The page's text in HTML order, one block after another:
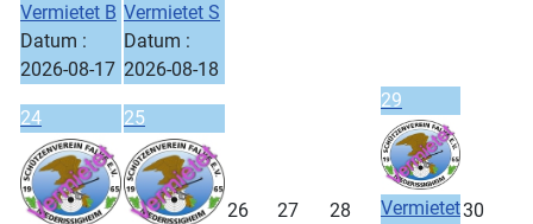
Vermietet B
Datum :
2026-08-17
Vermietet S
Datum :
2026-08-18
24 25
26 27 28
29
Vermietet30